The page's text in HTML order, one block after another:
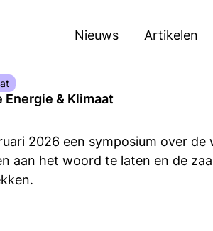
Nieuws Artikelen
& Klimaat
2026 een symposium over de
aan het woord te laten en de